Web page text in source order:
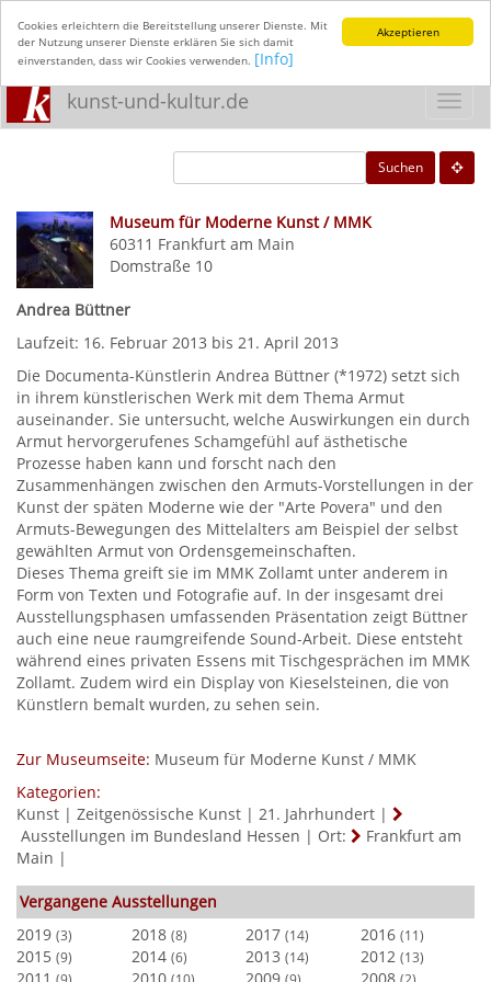
Akzeptieren
Cookies erleichtern die Bereitstellung unserer Dienste. Mit
der Nutzung unserer Dienste erklären Sie sich damit
einverstanden, dass wir Cookies verwenden. [Info]
kunst-und-kultur.de
Suchen
Museum für Moderne Kunst / MMK
60311 Frankfurt am Main
Domstraße 10
Andrea Büttner
Laufzeit: 16. Februar 2013 bis 21. April 2013
Die Documenta-Künstlerin Andrea Büttner (*1972) setzt sich
in ihrem künstlerischen Werk mit dem Thema Armut
auseinander. Sie untersucht, welche Auswirkungen ein durch
Armut hervorgerufenes Schamgefühl auf ästhetische
Prozesse haben kann und forscht nach den
Zusammenhängen zwischen den Armuts-Vorstellungen in der
Kunst der späten Moderne wie der "Arte Povera" und den
Armuts-Bewegungen des Mittelalters am Beispiel der selbst
gewählten Armut von Ordensgemeinschaften.
Dieses Thema greift sie im MMK Zollamt unter anderem in
Form von Texten und Fotografie auf. In der insgesamt drei
Ausstellungsphasen umfassenden Präsentation zeigt Büttner
auch eine neue raumgreifende Sound-Arbeit. Diese entsteht
während eines privaten Essens mit Tischgesprächen im MMK
Zollamt. Zudem wird ein Display von Kieselsteinen, die von
Künstlern bemalt wurden, zu sehen sein.
Zur Museumseite: Museum für Moderne Kunst / MMK
Kategorien:
Kunst | Zeitgenössische Kunst | 21. Jahrhundert |
Ausstellungen im Bundesland Hessen | Ort:
Frankfurt am
Main |
Vergangene Ausstellungen
2019 (3) 2018 (8) 2017 (14) 2016 (11)
2015 (9) 2014 (6) 2013 (14) 2012 (13)
2011 (9) 2010 (10) 2009 (9) 2008 (2)